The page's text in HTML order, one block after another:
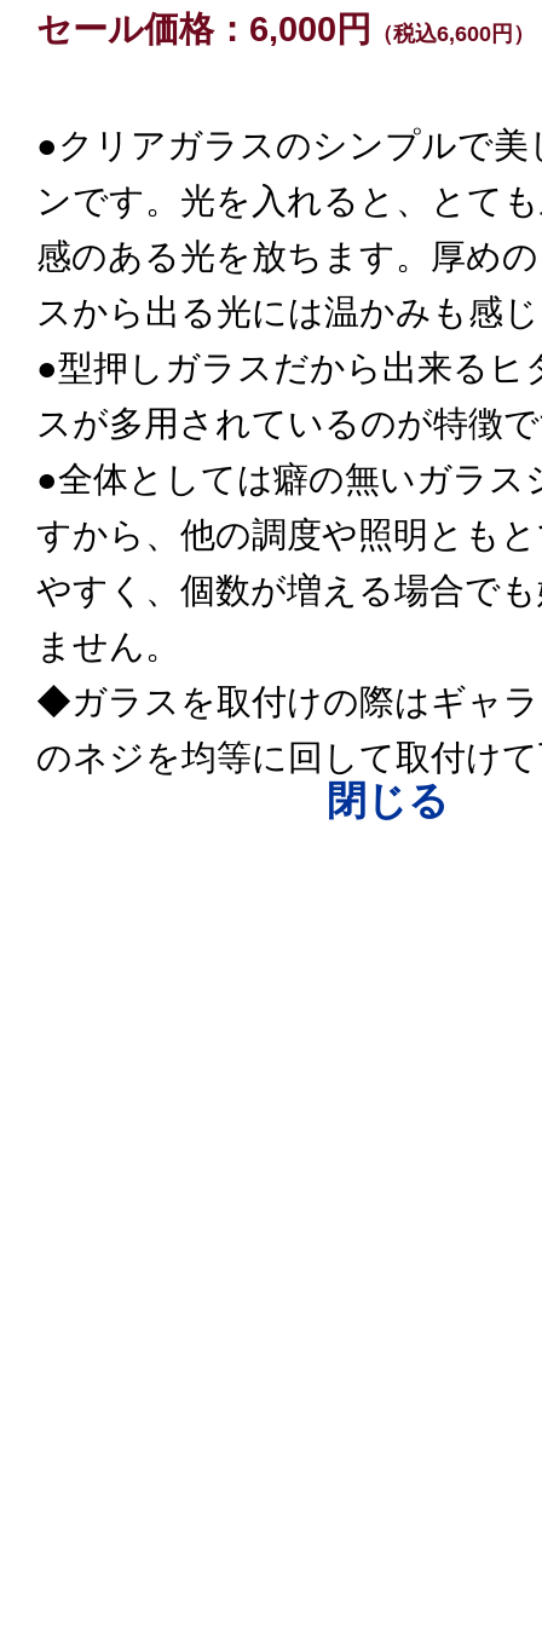
セール価格：6,000円 （税込6,600円）
●クリアガラスのシンプルで美
ンです。光を入れると、とて
感のある光を放ちます。厚め
スから出る光には温かみも感
●型押しガラスだから出来るヒ
スが多用されているのが特徴
●全体としては癖の無いガラス
すから、他の調度や照明とも
やすく、個数が増える場合で
ません。
◆ガラスを取付けの際はギャ
のネジを均等に回して取付け
閉じる